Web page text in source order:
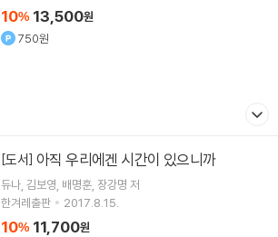
10% 13,500원
750원
[도서] 아직 우리에겐 시간이 있으니까
듀나 김보영 배명훈 장강명 저
한겨레출판
2017.8.15.
10% 11,700원